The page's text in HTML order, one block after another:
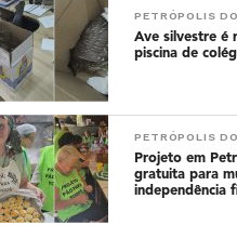
PETRÓPOLIS
Ave silvestre é
piscina de
PETRÓPOLIS
Projeto em
gratuita para
independência